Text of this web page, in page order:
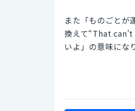
また「ものごと
換えて“That
いよ」の意味にな